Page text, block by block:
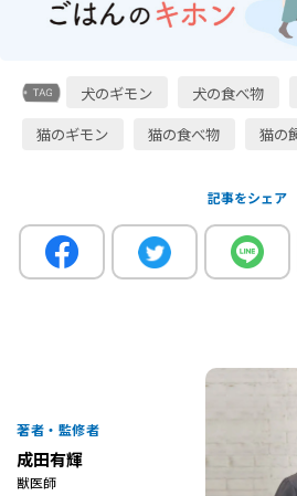
犬のギモン 犬の食べ物
猫のギモン
猫の食べ物 猫の
記事をシェア
著者・監修者
成田有輝
獣医師